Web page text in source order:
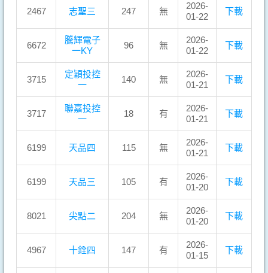
2467 志聖三 247 無
2026-
01-22
下載
6672
騰輝電子
一KY
96 無
2026-
01-22
下載
3715
定穎投控
一
140 無
2026-
01-21
下載
3717
聯嘉投控
一
18 有
2026-
01-21
下載
6199 天品四 115 無
2026-
01-21
下載
6199 天品三 105 有
2026-
01-20
下載
8021 尖點二 204 無
2026-
01-20
下載
4967 十銓四 147 有
2026-
01-15
下載